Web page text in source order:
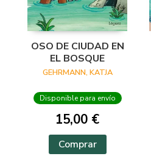
OSO DE CIUDAD EN
EL BOSQUE
GEHRMANN, KATJA
Disponible para envío
15,00 €
Comprar